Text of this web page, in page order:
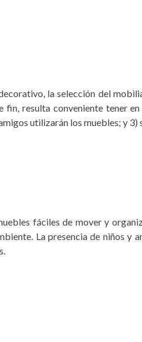
la selección del
fin, resulta conveniente tener
utilizarán los muebles; y 3)
fáciles de mover y
La presencia de niños y